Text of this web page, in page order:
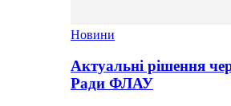
Новини
Актуальні рішення
Ради ФЛАУ